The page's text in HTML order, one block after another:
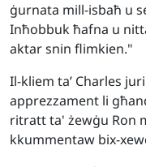
ġurnata mill-isbaħ u
Inħobbuk ħafna u
aktar snin flimkien."
Il-kliem ta’ Charles
apprezzament li
ritratt ta' żewġu Ron
kkummentaw bix-